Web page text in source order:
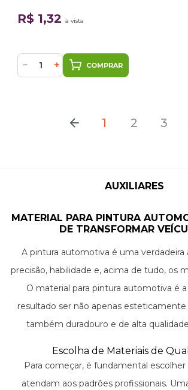
R$ 1,32 à vista
− + COMPRAR
1 2 3
AUXILIARES
MATERIAL PARA PINTURA
DE TRANSFORMAR
A pintura automotiva é uma verdadeira
precisão, habilidade e, acima de tudo, os
O material para pintura automotiva é
resultado ser não apenas esteticamente
também duradouro e de alta
completamente a aparência de um
acabamento impecável digno de
Escolha de Materiais de
Para começar, é fundamental
atendam aos padrões profissionais.